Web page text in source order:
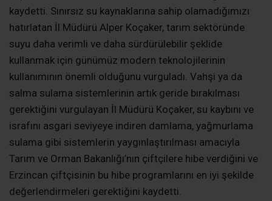
kaydetti. Sınırsız su kaynaklarına sahip olamadığımızı
hatırlatan İl Müdürü Alper Koçaker, tarım sektöründe
suyu daha verimli ve daha sürdürülebilir şeklide
kullanmak için günümüz modern teknolojilerinin
kullanımının önemli olduğunu vurguladı. Vahşi ya da
salma sulama sistemlerinin artık geride bırakılması
gerektiğini vurgulayan İl Müdürü Koçaker, su kaybını ve
israfını asgari seviyeye indiren damlama, yağmurlama
sulama gibi sistemlerin yaygınlaştırılması amacıyla
Tarım ve Orman Bakanlığı’nın çiftçilere hibe verdiğini ve
Erzincan çiftçisinin bu hibe programlarını en iyi şekilde
değerlendirmeleri gerektiğini kaydetti.